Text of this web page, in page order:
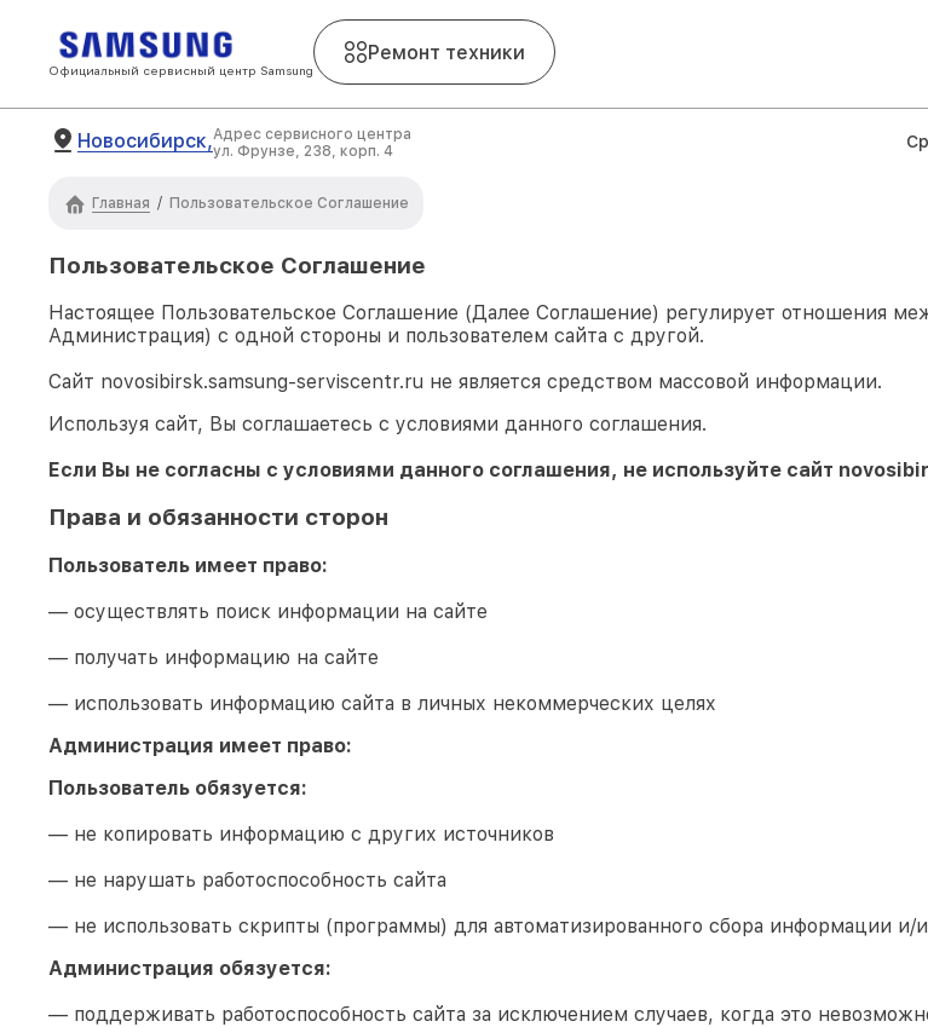
Официальный сервисный центр Samsung
Ремонт техники
Новосибирск,Адрес сервисного центра
ул. Фрунзе, 238, корп. 4
Главная / Пользовательское Соглашение
Пользовательское Соглашение
Настоящее Пользовательское Соглашение (Далее Соглашение) регулирует отношения
Администрация) с одной стороны и пользователем сайта с другой.
Сайт novosibirsk.samsung-serviscentr.ru не является средством массовой информации.
Используя сайт, Вы соглашаетесь с условиями данного соглашения.
Если Вы не согласны с условиями данного соглашения, не используйте сайт
Права и обязанности сторон
Пользователь имеет право:
— осуществлять поиск информации на сайте
— получать информацию на сайте
— использовать информацию сайта в личных некоммерческих целях
Администрация имеет право:
Пользователь обязуется:
— не копировать информацию с других источников
— не нарушать работоспособность сайта
— не использовать скрипты (программы) для автоматизированного сбора информации
Администрация обязуется:
— поддерживать работоспособность сайта за исключением случаев, когда это